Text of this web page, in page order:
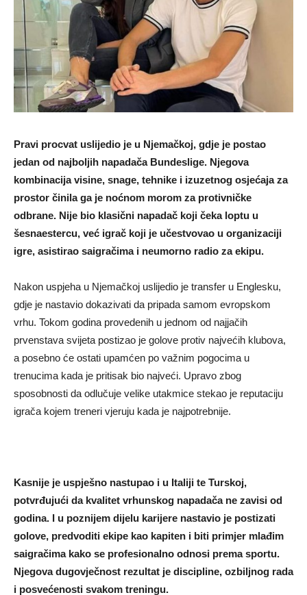
Pravi procvat uslijedio je u Njemačkoj, gdje je postao
jedan od najboljih napadača Bundeslige. Njegova
kombinacija visine, snage, tehnike i izuzetnog osjećaja za
prostor činila ga je noćnom morom za protivničke
odbrane. Nije bio klasični napadač koji čeka loptu u
šesnaestercu, već igrač koji je učestvovao u organizaciji
igre, asistirao saigračima i neumorno radio za ekipu.
Nakon uspjeha u Njemačkoj uslijedio je transfer u Englesku,
gdje je nastavio dokazivati da pripada samom evropskom
vrhu. Tokom godina provedenih u jednom od najjačih
prvenstava svijeta postizao je golove protiv najvećih klubova,
a posebno će ostati upamćen po važnim pogocima u
trenucima kada je pritisak bio najveći. Upravo zbog
sposobnosti da odlučuje velike utakmice stekao je reputaciju
igrača kojem treneri vjeruju kada je najpotrebnije.
Kasnije je uspješno nastupao i u Italiji te Turskoj,
potvrđujući da kvalitet vrhunskog napadača ne zavisi od
godina. I u poznijem dijelu karijere nastavio je postizati
golove, predvoditi ekipe kao kapiten i biti primjer mlađim
saigračima kako se profesionalno odnosi prema sportu.
Njegova dugovječnost rezultat je discipline, ozbiljnog rada
i posvećenosti svakom treningu.